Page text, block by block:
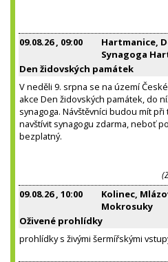
09.08.26, 09:00
Hartmanice,
Synagoga
Den židovských památek
V neděli 9. srpna se na území
akce Den židovských památek, do
synagoga. Návštěvníci budou mít
navštívit synagogu zdarma, neboť
bezplatný.
09.08.26, 10:00
Kolinec,
Mokrosuky
Oživené prohlídky
prohlídky s živými šermířskými